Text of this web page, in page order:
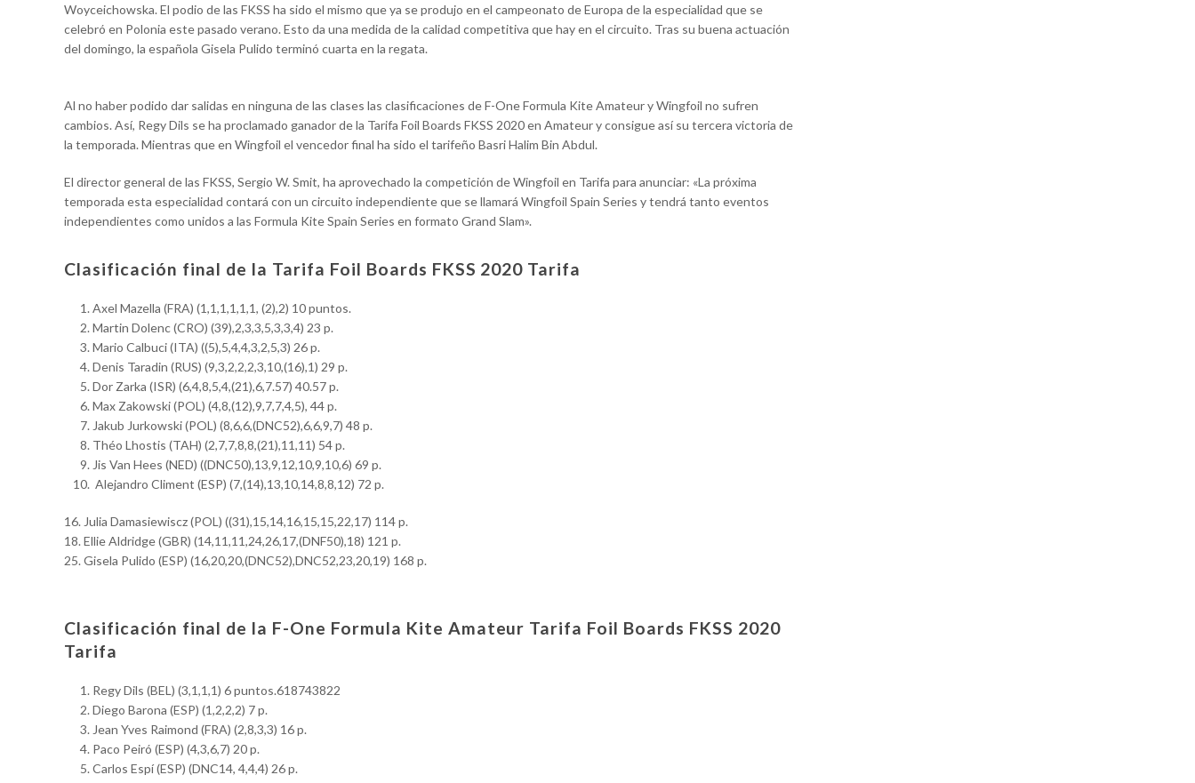
Woyceichowska. El podio de las FKSS ha sido el mismo que ya se produjo en el campeonato de Europa de la especialidad que se
celebró en Polonia este pasado verano. Esto da una medida de la calidad competitiva que hay en el circuito. Tras su buena actuación
del domingo, la española Gisela Pulido terminó cuarta en la regata.
Al no haber podido dar salidas en ninguna de las clases las clasificaciones de F-One Formula Kite Amateur y Wingfoil no sufren
cambios. Así, Regy Dils se ha proclamado ganador de la Tarifa Foil Boards FKSS 2020 en Amateur y consigue así su tercera victoria de
la temporada. Mientras que en Wingfoil el vencedor final ha sido el tarifeño Basri Halim Bin Abdul.
El director general de las FKSS, Sergio W. Smit, ha aprovechado la competición de Wingfoil en Tarifa para anunciar: «La próxima
temporada esta especialidad contará con un circuito independiente que se llamará Wingfoil Spain Series y tendrá tanto eventos
independientes como unidos a las Formula Kite Spain Series en formato Grand Slam».
Clasificación final de la Tarifa Foil Boards FKSS 2020 Tarifa
Axel Mazella (FRA) (1,1,1,1,1,1, (2),2) 10 puntos.
Martin Dolenc (CRO) (39),2,3,3,5,3,3,4) 23 p.
Mario Calbuci (ITA) ((5),5,4,4,3,2,5,3) 26 p.
Denis Taradin (RUS) (9,3,2,2,2,3,10,(16),1) 29 p.
Dor Zarka (ISR) (6,4,8,5,4,(21),6,7.57) 40.57 p.
Max Zakowski (POL) (4,8,(12),9,7,7,4,5), 44 p.
Jakub Jurkowski (POL) (8,6,6,(DNC52),6,6,9,7) 48 p.
Théo Lhostis (TAH) (2,7,7,8,8,(21),11,11) 54 p.
Jis Van Hees (NED) ((DNC50),13,9,12,10,9,10,6) 69 p.
Alejandro Climent (ESP) (7,(14),13,10,14,8,8,12) 72 p.
16. Julia Damasiewiscz (POL) ((31),15,14,16,15,15,22,17) 114 p.
18. Ellie Aldridge (GBR) (14,11,11,24,26,17,(DNF50),18) 121 p.
25. Gisela Pulido (ESP) (16,20,20,(DNC52),DNC52,23,20,19) 168 p.
Clasificación final de la F-One Formula Kite Amateur Tarifa Foil Boards FKSS 2020
Tarifa
Regy Dils (BEL) (3,1,1,1) 6 puntos.618743822
Diego Barona (ESP) (1,2,2,2) 7 p.
Jean Yves Raimond (FRA) (2,8,3,3) 16 p.
Paco Peiró (ESP) (4,3,6,7) 20 p.
Carlos Espí (ESP) (DNC14, 4,4,4) 26 p.